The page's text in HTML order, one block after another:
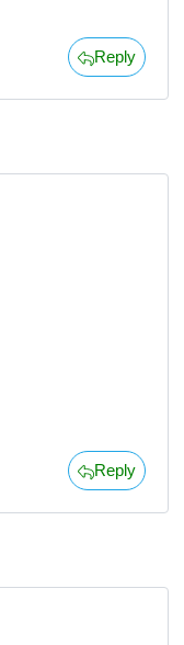
Reply
Reply